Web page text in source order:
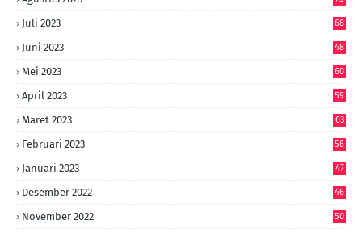
Juli 2023 68
Juni 2023 48
Mei 2023 60
April 2023 59
Maret 2023 63
Februari 2023 56
Januari 2023 47
Desember 2022 46
November 2022 50